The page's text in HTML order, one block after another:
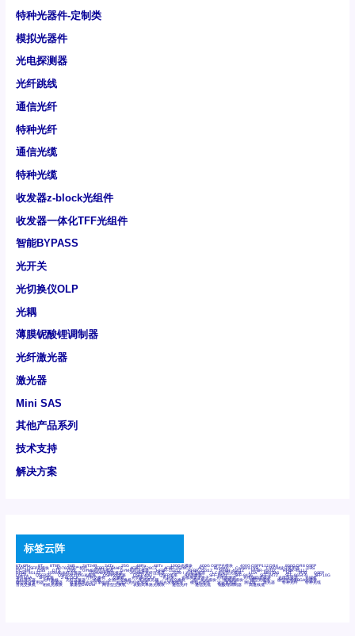
特种光器件-定制类
模拟光器件
光电探测器
光纤跳线
通信光纤
特种光纤
通信光缆
特种光缆
收发器z-block光组件
收发器一体化TFF光组件
智能BYPASS
光开关
光切换仪OLP
光耦
薄膜铌酸锂调制器
光纤激光器
激光器
Mini SAS
其他产品系列
技术支持
解决方案
标签云阵
6Tx6Rx 8T 8T8R 24R 24T24R 24Tx 25G 48Rx 48Tx 100G光模块 400G OSFP光模块 400G QSFP112 DR4 800G DR8 OSFP
800G OSFP光模块 AD7606国产替代 AFBR-57B4APZ AFBR-1528CZ AFBR-2528CZ AOC Bypass Camera Link CWDM波分复用器 DAS
DC~4M DSS DTS DVS GYMB光纤连接器 GYM光纤连接器 HFBR-1531Z HFBR-2531Z HFBR-4501Z HFBR-4503Z HFBR-4511Z
HFBR-4513Z J599A6光纤连接器 J599A8光电连接器 J599MT光纤连接器 J599Ⅰ光电连接器 LC超短型光模块 LGA Mini SAS MT POB QSFP
QSFP+ QSFP28 QSFP28 100G光模块 QSFP28笼座 QSFP 40G QSFP笼座 RP连接器 SFF-8431 SFF-8436 SFF-8472 SFF-8654 4i SFP 10G
SFP MSA SFP笼座 Z-BLOCK 万兆交换机 交换机 光切换仪OLP 光开关 光模块笼子座子 光电探测器 光电编码器模块 光电连接器 光端机
光纤激光器 光纤跳线 光纤连接器 光耦 全国产交换机 军品级光耦 千兆交换机 国产化光模块 射频光模块 微型光模块 微型可插拔BGA光模块
微型波分复用器 探测器 收发模块光学引擎组件 机架式光纤收发器 模拟光发射模块 模拟光器件 波分复用器 测试版 激光器 特种光纤 特种光缆
百兆交换机 相机光模块 紧凑型DWDM 网管型交换机 表贴式单路光模块 通信光纤 通信光缆 铌酸锂调制器 高速线缆